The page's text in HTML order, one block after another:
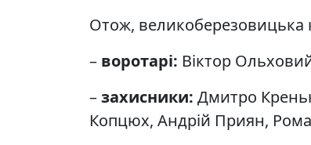
Отож, великоберезовицька
– воротарі: Віктор
–захисники: Дмитро
Копцюх, Андрій Приян,